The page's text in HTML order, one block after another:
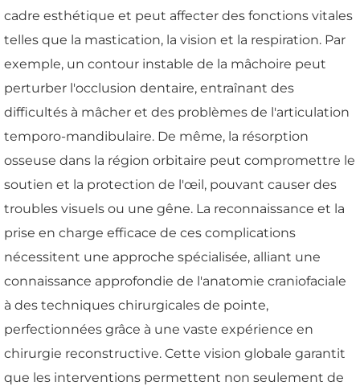
cadre esthétique et peut affecter des fonctions vitales
telles que la mastication, la vision et la respiration. Par
exemple, un contour instable de la mâchoire peut
perturber l'occlusion dentaire, entraînant des
difficultés à mâcher et des problèmes de l'articulation
temporo-mandibulaire. De même, la résorption
osseuse dans la région orbitaire peut compromettre le
soutien et la protection de l'œil, pouvant causer des
troubles visuels ou une gêne. La reconnaissance et la
prise en charge efficace de ces complications
nécessitent une approche spécialisée, alliant une
connaissance approfondie de l'anatomie craniofaciale
à des techniques chirurgicales de pointe,
perfectionnées grâce à une vaste expérience en
chirurgie reconstructive. Cette vision globale garantit
que les interventions permettent non seulement de